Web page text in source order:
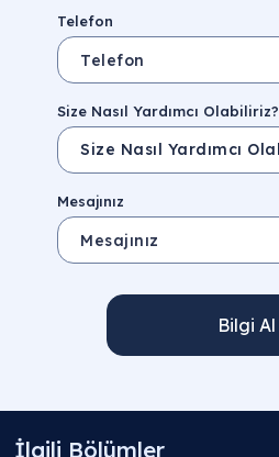
Telefon
Size Nasıl Yardımcı Olabiliriz?
Mesajınız
Bilgi Al